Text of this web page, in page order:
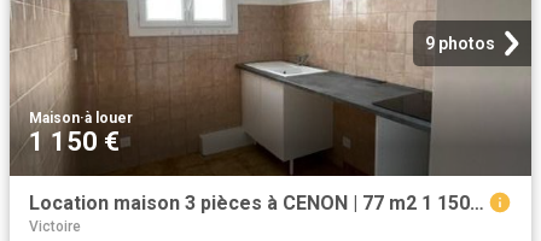
9 photos
Maison·à louer
1 150 €
Location maison 3 pièces à CENON | 77 m2 1 150 C.C. € / mois
Victoire